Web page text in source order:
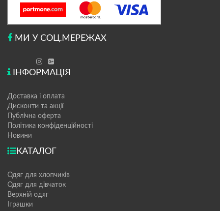
МИ У СОЦ.МЕРЕЖАХ
ІНФОРМАЦІЯ
Доставка і оплата
Дисконти та акції
Публічна оферта
Політика конфіденційності
Новини
КАТАЛОГ
Одяг для хлопчиків
Одяг для дівчаток
Верхній одяг
Іграшки